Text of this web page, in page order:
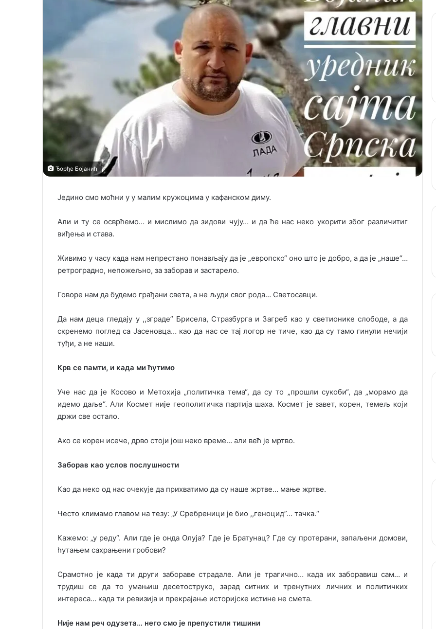
i
Ђорђе Бојанић
Једино смо моћни у у малим кружоцима у кафанском диму.
Али и ту се осврћемо… и мислимо да зидови чују… и да ће нас неко укорити због различитиг
виђења и става.
Живимо у часу када нам непрестано понављају да је „европско“ оно што је добро, а да је „наше“…
ретроградно, непожељно, за заборав и застарело.
Говоре нам да будемо грађани света, а не људи свог рода… Светосавци.
Да нам деца гледају у ,,зграде” Брисела, Стразбурга и Загреб као у светионике слободе, а да
скренемо поглед са Јасеновца… као да нас се тај логор не тиче, као да су тамо гинули нечији
туђи, а не наши.
Крв се памти, и када ми ћутимо
Уче нас да је Косово и Метохија „политичка тема“, да су то „прошли сукоби“, да „морамо да
идемо даље“. Али Космет није геополитичка партија шаха. Космет је завет, корен, темељ који
држи све остало.
Ако се корен исече, дрво стоји још неко време… али већ је мртво.
Заборав као услов послушности
Као да неко од нас очекује да прихватимо да су наше жртве… мање жртве.
Често климамо главом на тезу: „У Сребреници је био ,,геноцид”… тачка.“
Кажемо: „у реду“. Али где је онда Олуја? Где је Братунац? Где су протерани, запаљени домови,
ћутањем сахрањени гробови?
Срамотно је када ти други забораве страдале. Али је трагично… када их заборавиш сам… и
трудиш се да то умањиш десетоструко, зарад ситних и тренутних личних и политичких
интереса… када ти ревизија и прекрајање историјске истине не смета.
Није нам реч одузета… него смо је препустили тишини